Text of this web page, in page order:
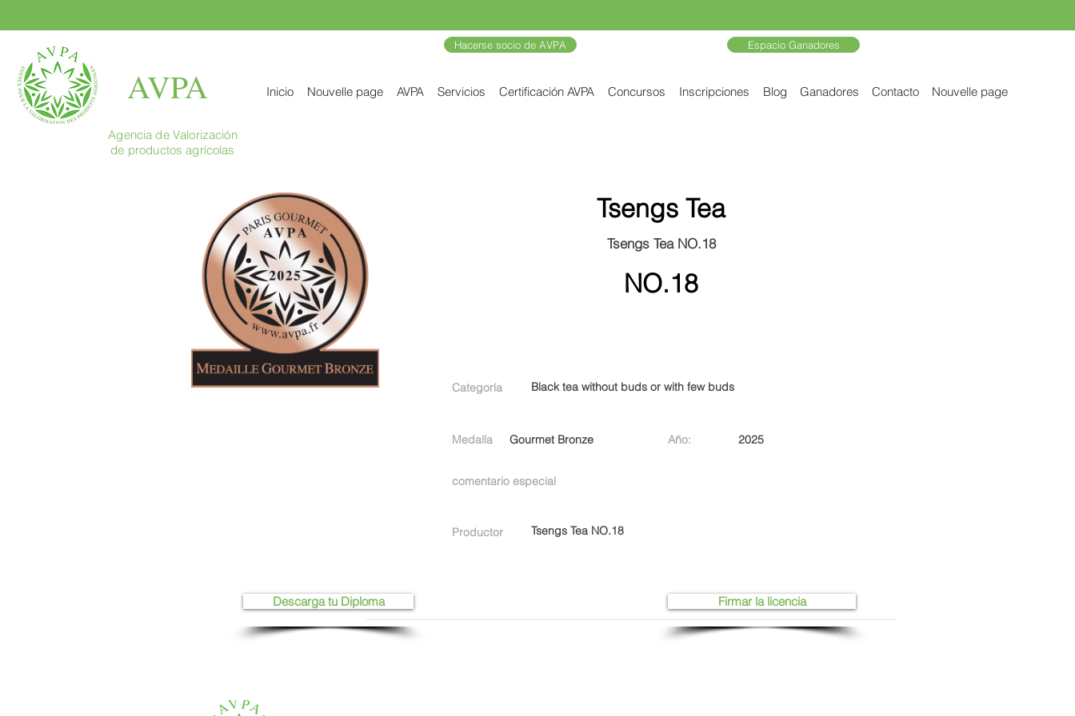
AVPA
Hacerse socio de AVPA Espacio Ganadores
Inicio Nouvelle page AVPA Servicios Certificación AVPA Concursos Inscripciones Blog Ganadores Contacto Nouvelle page
Agencia de Valorización
de productos agrícolas
Tsengs Tea
Tsengs Tea NO.18
NO.18
Categoría Black tea without buds or with few buds
Medalla Gourmet Bronze Año: 2025
comentario especial
Productor Tsengs Tea NO.18
Firmar la licencia
Descarga tu Diploma